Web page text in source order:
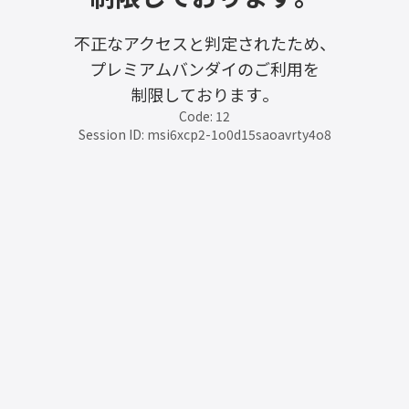
不正なアクセスと判定されたため、
プレミアムバンダイのご利用を
制限しております。
Code: 12
Session ID: msi6xcp2-1o0d15saoavrty4o8